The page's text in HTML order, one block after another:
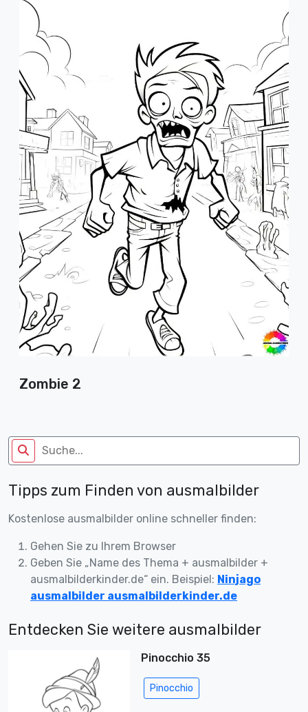
Zombie 2
Tipps zum Finden von ausmalbilder
Kostenlose ausmalbilder online schneller finden:
Gehen Sie zu Ihrem Browser
Geben Sie „Name des Thema + ausmalbilder +
ausmalbilderkinder.de“ ein. Beispiel: Ninjago
ausmalbilder ausmalbilderkinder.de
Entdecken Sie weitere ausmalbilder
Pinocchio 35
Pinocchio